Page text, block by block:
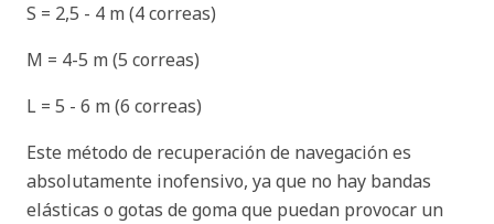
S = 2,5 - 4 m (4 correas)
M = 4-5 m (5 correas)
L = 5 - 6 m (6 correas)
Este método de recuperación de navegación es
absolutamente inofensivo, ya que no hay bandas
elásticas o gotas de goma que puedan provocar un